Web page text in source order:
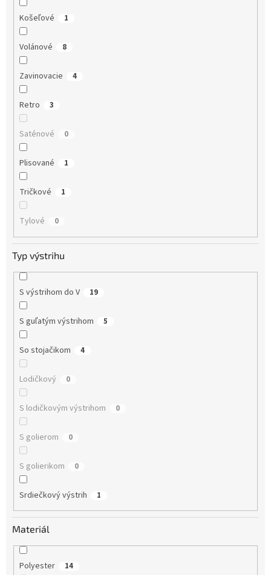
Košeľové 1
Volánové 8
Zavinovacie 4
Retro 3
Saténové 0
Plisované 1
Tričkové 1
Tylové 0
Typ výstrihu
S výstrihom do V 19
S guľatým výstrihom 5
So stojačikom 4
Lodičkový 0
S lodičkovým výstrihom 0
S golierom 0
S golierikom 0
Srdiečkový výstrih 1
Materiál
Polyester 14